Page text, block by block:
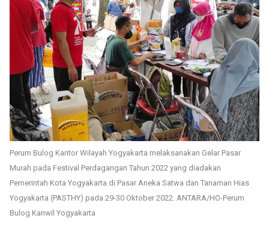
Perum Bulog Kantor Wilayah Yogyakarta melaksanakan Gelar Pasar
Murah pada Festival Perdagangan Tahun 2022 yang diadakan
Pemerintah Kota Yogyakarta di Pasar Aneka Satwa dan Tanaman Hias
Yogyakarta (PASTHY) pada 29-30 Oktober 2022. ANTARA/HO-Perum
Bulog Kanwil Yogyakarta